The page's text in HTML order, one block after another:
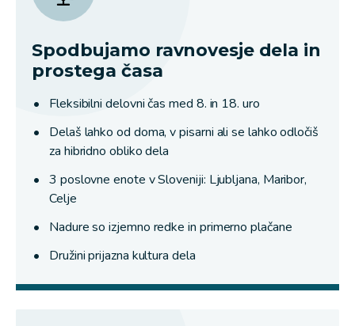
Spodbujamo ravnovesje dela in
prostega časa
Fleksibilni delovni čas med 8. in 18. uro
Delaš lahko od doma, v pisarni ali se lahko odločiš
za hibridno obliko dela
3 poslovne enote v Sloveniji: Ljubljana, Maribor,
Celje
Nadure so izjemno redke in primerno plačane
Družini prijazna kultura dela